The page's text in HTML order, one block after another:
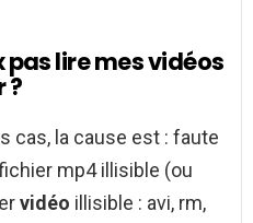
pas lire mes vidéos
?
cas, la cause est : faute
mp4 illisible (ou
vidéo illisible : avi, rm,